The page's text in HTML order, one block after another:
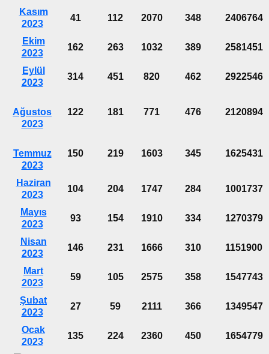
Kasım
2023
41 112 2070 348 2406764
Ekim
2023
162 263 1032 389 2581451
Eylül
2023
314 451 820 462 2922546
Ağustos
2023
122 181 771 476 2120894
Temmuz
2023
150 219 1603 345 1625431
Haziran
2023
104 204 1747 284 1001737
Mayıs
2023
93 154 1910 334 1270379
Nisan
2023
146 231 1666 310 1151900
Mart
2023
59 105 2575 358 1547743
Şubat
2023
27 59 2111 366 1349547
Ocak
2023
135 224 2360 450 1654779